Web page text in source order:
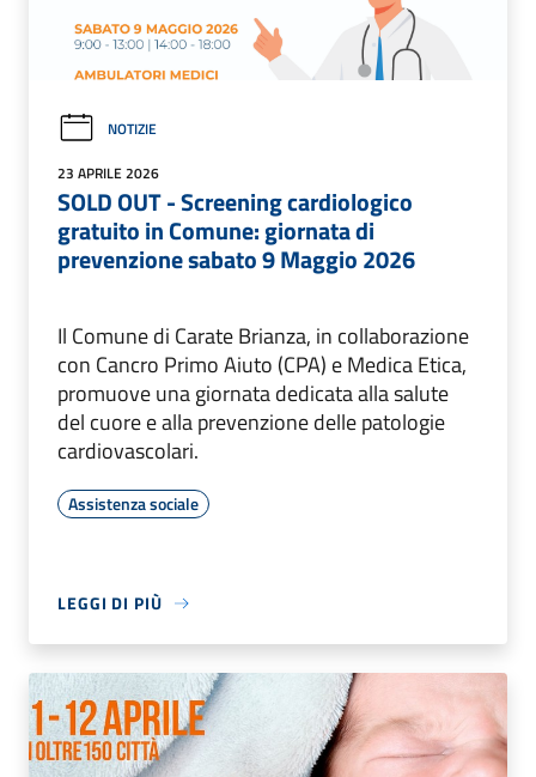
NOTIZIE
23 APRILE 2026
SOLD OUT - Screening cardiologico
gratuito in Comune: giornata di
prevenzione sabato 9 Maggio 2026
Il Comune di Carate Brianza, in collaborazione
con Cancro Primo Aiuto (CPA) e Medica Etica,
promuove una giornata dedicata alla salute
del cuore e alla prevenzione delle patologie
cardiovascolari.
Assistenza sociale
LEGGI DI PIÙ